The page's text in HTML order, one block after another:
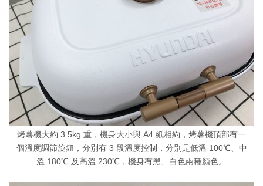
烤薯機大約 3.5kg 重，機身大小與 A4 紙相約，烤薯機頂部有一
個溫度調節旋鈕，分別有 3 段溫度控制，分別是低溫 100℃、中
溫 180℃ 及高溫 230℃，機身有黑、白色兩種顏色。